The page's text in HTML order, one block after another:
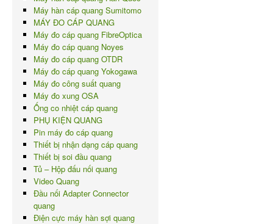
Máy hàn cáp quang Sumitomo
MÁY ĐO CÁP QUANG
Máy đo cáp quang FibreOptica
Máy đo cáp quang Noyes
Máy đo cáp quang OTDR
Máy đo cáp quang Yokogawa
Máy đo công suất quang
Máy đo xung OSA
Ống co nhiệt cáp quang
PHỤ KIỆN QUANG
Pin máy đo cáp quang
Thiết bị nhận dạng cáp quang
Thiết bị soi đầu quang
Tủ – Hộp đấu nối quang
Video Quang
Đầu nối Adapter Connector
quang
Điện cực máy hàn sợi quang